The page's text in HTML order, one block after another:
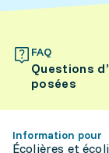
FAQ
Questions
posées
Information pour
Écolières et